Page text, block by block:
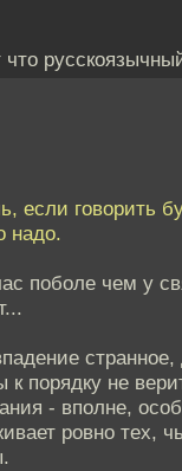
если говорить
надо.
поболе чем у
странное,
к порядку не
- вполне,
ровно тех,